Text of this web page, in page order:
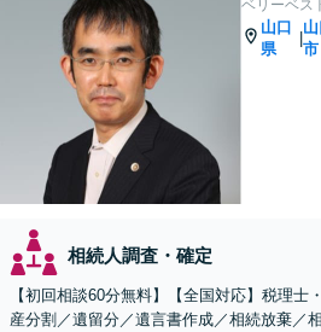
ベリーベス
山口
県
|
市
相続人調査・確定
【初回相談60分無料】【全国対応】税理士
産分割／遺留分／遺言書作成／相続放棄／